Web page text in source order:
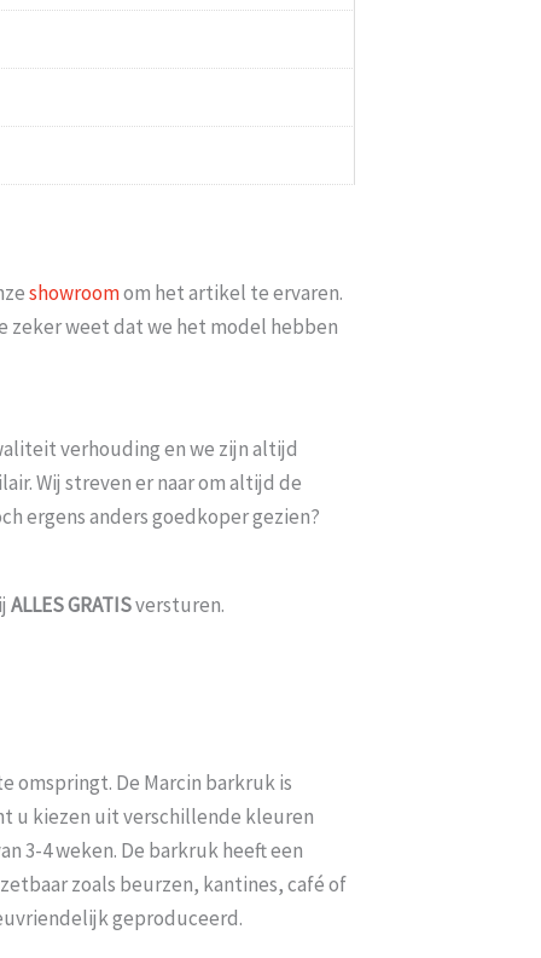
showroomom het artikel te ervaren.
zeker weet dat we het model hebben
verhouding en we zijn altijd
Wij streven er naar om altijd de
ergens anders goedkoper gezien?
ALLESGRATISversturen.
omspringt. De Marcin barkruk is
u kiezen uit verschillende kleuren
3-4 weken. De barkruk heeft een
zoals beurzen, kantines, café of
geproduceerd.